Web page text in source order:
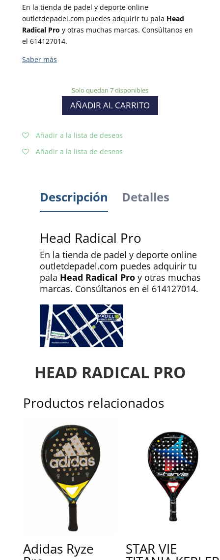
En la tienda de padel y deporte online
outletdepadel.com puedes adquirir tu pala Head
Radical Pro y otras muchas marcas. Consúltanos en
el 614127014.
Solo quedan 7 disponibles
AÑADIR AL CARRITO
Añadir a la lista de deseos
Añadir a la lista de deseos
Descripción Detalles
Head Radical Pro
En la tienda de padel y deporte online
outletdepadel.com puedes adquirir tu
pala Head Radical Proy otras muchas
marcas. Consúltanos en el 614127014.
HEAD RADICAL PRO
Productos relacionados
Adidas Ryze STAR VIE